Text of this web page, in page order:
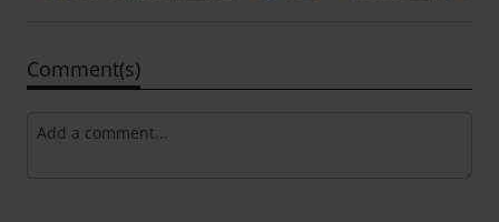
Comment(s)